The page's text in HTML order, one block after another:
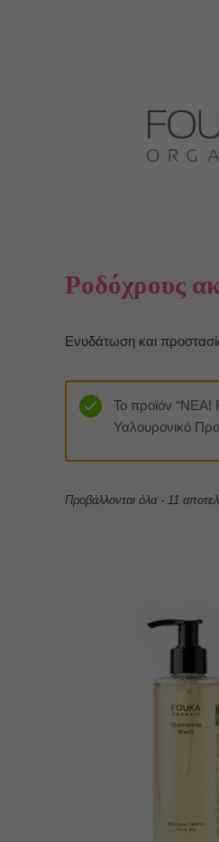
Ροδόχρους
Ενυδάτωση και
Το προϊόν
Υαλουρονικό
Προβάλλονται όλα - 11